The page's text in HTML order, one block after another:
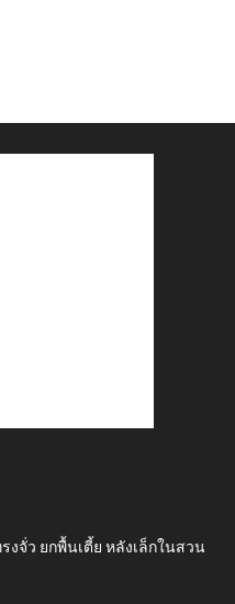
งจั่ว ยกพื้นเตี้ย หลังเล็กในสวน